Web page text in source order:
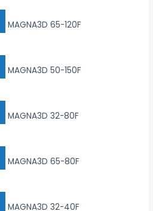
MAGNA3D 65-120F
MAGNA3D 50-150F
MAGNA3D 32-80F
MAGNA3D 65-80F
MAGNA3D 32-40F